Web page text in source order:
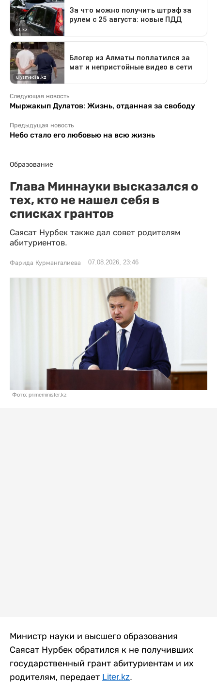
Следующая новость
Мыржакып Дулатов: Жизнь, отданная за свободу
Предыдущая новость
Небо стало его любовью на всю жизнь
Образование
Глава Миннауки высказался о
тех, кто не нашел себя в
списках грантов
Саясат Нурбек также дал совет родителям
абитуриентов.
Фарида Курмангалиева 07.08.2026, 23:46
Фото: primeminister.kz
Министр науки и высшего образования
Саясат Нурбек обратился к не получивших
государственный грант абитуриентам и их
родителям, передает Liter.kz.